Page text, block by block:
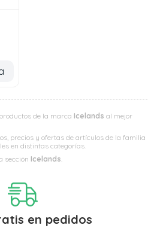
de la marca Icelands al mejor
precios y ofertas de artículos de la familia
en distintas categorías.
sección Icelands.
en pedidos